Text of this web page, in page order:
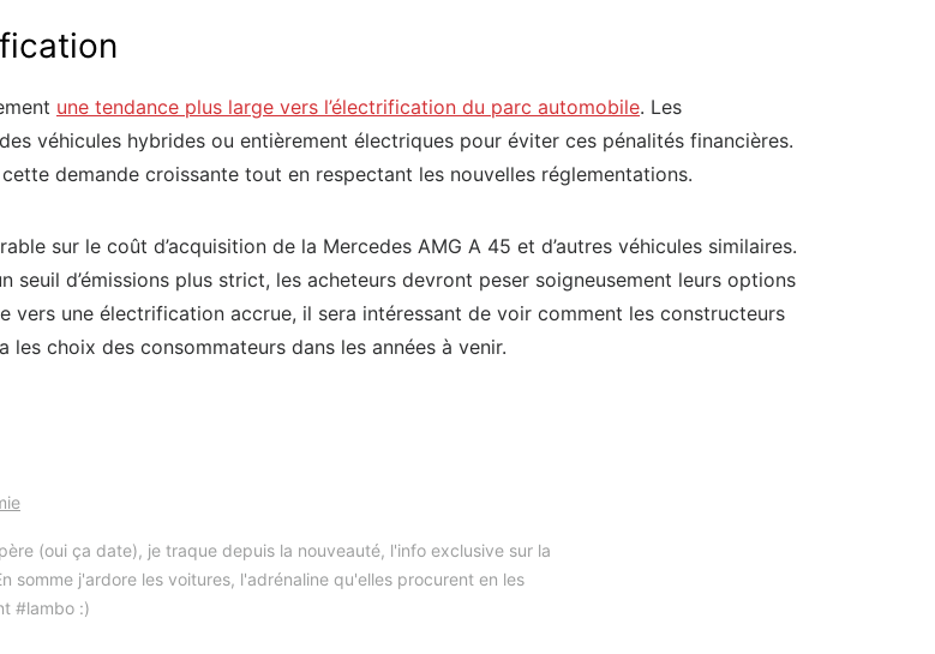
une tendance plus large vers l’électrification du parc automobile. Les
véhicules hybrides ou entièrement électriques pour éviter ces pénalités financières.
demande croissante tout en respectant les nouvelles réglementations.
sur le coût d’acquisition de la Mercedes AMG A 45 et d’autres véhicules similaires.
d’émissions plus strict, les acheteurs devront peser soigneusement leurs options
vers une électrification accrue, il sera intéressant de voir comment les constructeurs
choix des consommateurs dans les années à venir.
(oui ça date), je traque depuis la nouveauté, l'info exclusive sur la
somme j'ardore les voitures, l'adrénaline qu'elles procurent en les
#lambo :)